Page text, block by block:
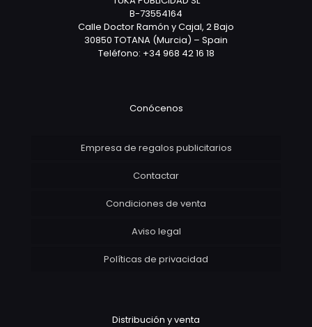
B-73554164
Calle Doctor Ramón y Cajal, 2 Bajo
30850 TOTANA (Murcia) – Spain
Teléfono: +34 968 42 16 18
Conócenos
Empresa de regalos publicitarios
Contactar
Condiciones de venta
Aviso legal
Políticas de privacidad
Distribución y venta